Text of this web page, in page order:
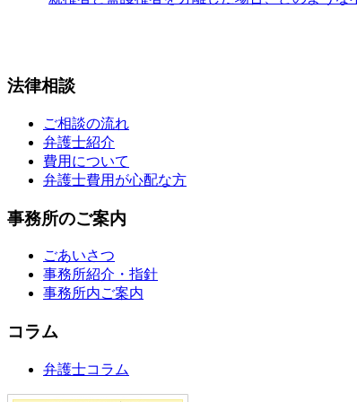
法律相談
ご相談の流れ
弁護士紹介
費用について
弁護士費用が心配な方
事務所のご案内
ごあいさつ
事務所紹介・指針
事務所内ご案内
コラム
弁護士コラム